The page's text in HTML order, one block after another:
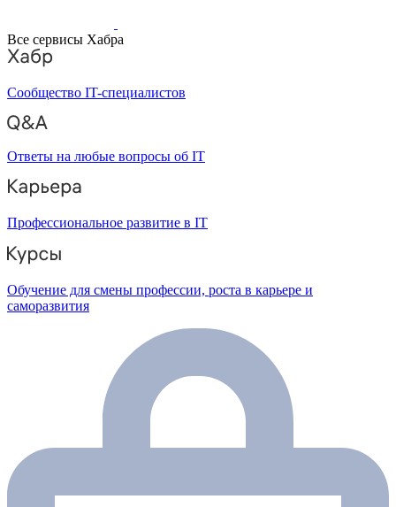
Все сервисы Хабра
Сообщество IT-специалистов
Ответы на любые вопросы об IT
Профессиональное развитие в IT
Обучение для смены профессии, роста в карьере и
саморазвития